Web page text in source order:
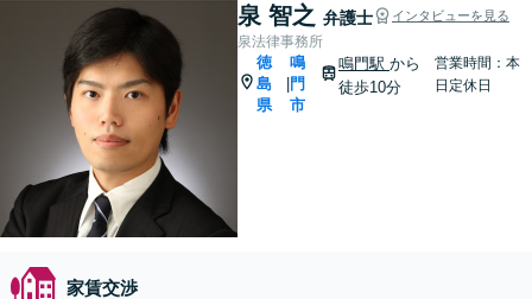
泉 智之 弁護士 インタビューを見る
泉法律事務所
徳
島
県
鳴
門
市
鳴門駅 から
徒歩10分
営業時間：本
日定休日
家賃交渉